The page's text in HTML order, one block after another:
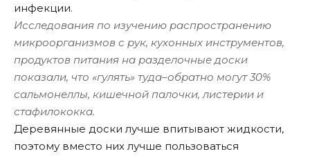
инфекции.
Исследования по изучению распространению
микроорганизмов с рук, кухонных инструментов,
продуктов питания на разделочные доски
показали, что «гулять» туда–обратно могут 30%
сальмонеллы, кишечной палочки, листерии и
стафилококка.
Деревянные доски лучше впитывают жидкости,
поэтому вместо них лучше пользоваться